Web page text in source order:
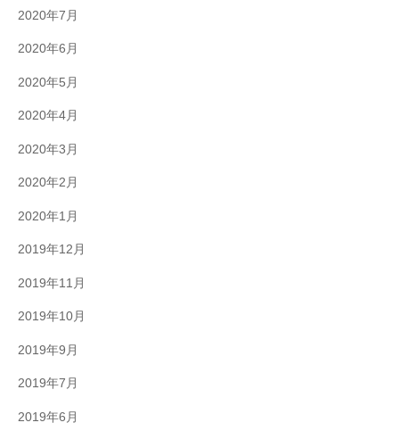
2020年7月
2020年6月
2020年5月
2020年4月
2020年3月
2020年2月
2020年1月
2019年12月
2019年11月
2019年10月
2019年9月
2019年7月
2019年6月